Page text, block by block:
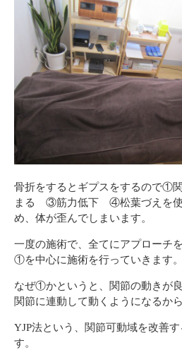
骨折をするとギプスをするので
まる ③筋力低下 ④松葉づえを使
め、体が歪んでしまいます。
一度の施術で、全てにアプローチ
①を中心に施術を行っていきます。
なぜ①かというと、関節の動きが
関節に連動して動くようになるから
YJP法という、関節可動域を改善
す。